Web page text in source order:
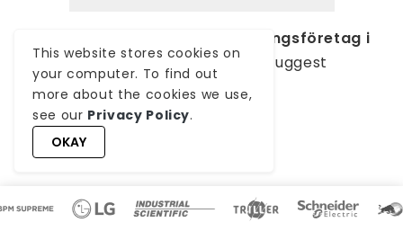
Bästa apputvecklingsföretag i
Indien 2020 , av SoftwareSuggest
This website stores cookies on
your computer. To find out
more about the cookies we use,
see our Privacy Policy.
OKAY